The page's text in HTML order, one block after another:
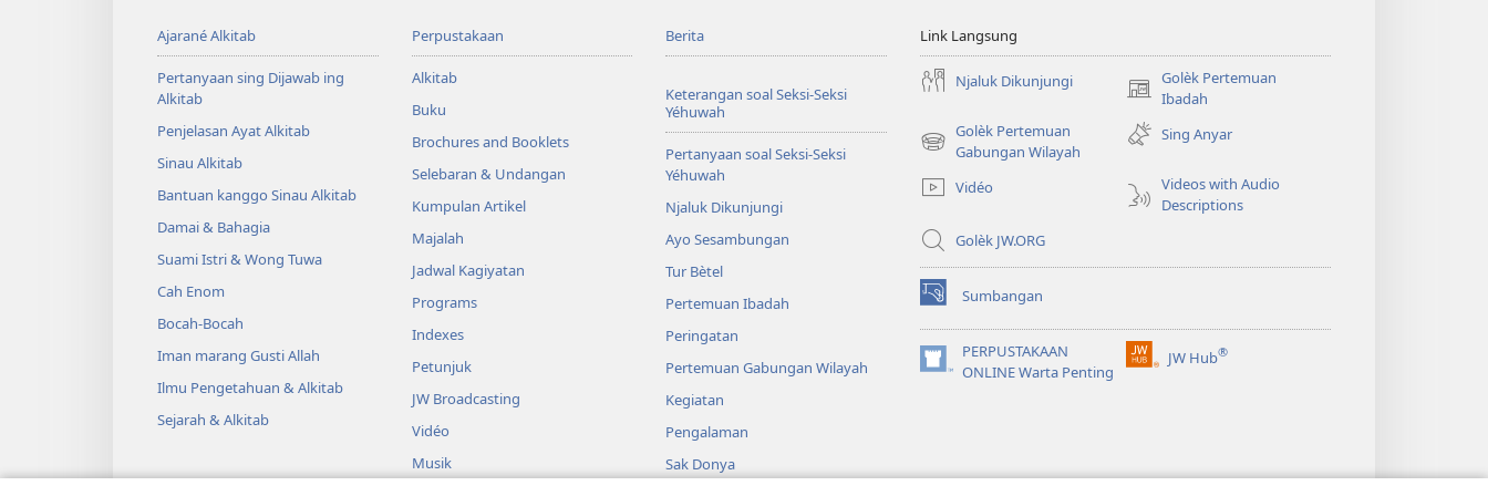
Ajarané Alkitab
Pertanyaan sing Dijawab ing
Alkitab
Penjelasan Ayat Alkitab
Sinau Alkitab
Bantuan kanggo Sinau Alkitab
Damai & Bahagia
Suami Istri & Wong Tuwa
Cah Enom
Bocah-Bocah
Iman marang Gusti Allah
Ilmu Pengetahuan & Alkitab
Sejarah & Alkitab
Perpustakaan
Alkitab
Buku
Brochures and Booklets
Selebaran & Undangan
Kumpulan Artikel
Majalah
Jadwal Kagiyatan
Programs
Indexes
Petunjuk
JW Broadcasting
Vidéo
Musik
Berita
Keterangan soal Seksi-Seksi
Yéhuwah
Pertanyaan soal Seksi-Seksi
Yéhuwah
Njaluk Dikunjungi
Ayo Sesambungan
Tur Bètel
Pertemuan Ibadah
Peringatan
Pertemuan Gabungan Wilayah
Kegiatan
Pengalaman
Sak Donya
Link Langsung
Njaluk Dikunjungi
Golèk Pertemuan
Ibadah
(opens
new
window)
Golèk Pertemuan
Gabungan Wilayah
(opens
window)
Sing Anyar
Vidéo
Videos with Audio
Descriptions
Golèk JW.ORG
Sumbangan
(opens
new
window)PERPUSTAKAAN
ONLINE Warta Penting
(opens
JW Hub®
(opens